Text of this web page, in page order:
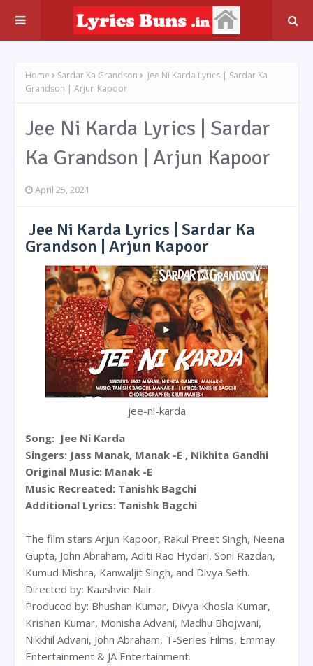
Home Sardar Ka Grandson
Jee Ni Karda Lyrics | Sardar Ka
Grandson | Arjun Kapoor
Jee Ni Karda Lyrics | Sardar
Ka Grandson | Arjun Kapoor
April 25, 2021
Jee Ni Karda Lyrics | Sardar Ka
Grandson | Arjun Kapoor
jee-ni-karda
Song: Jee Ni Karda
Singers: Jass Manak, Manak -E , Nikhita Gandhi
Original Music: Manak -E
Music Recreated: Tanishk Bagchi
Additional Lyrics: Tanishk Bagchi
The film stars Arjun Kapoor, Rakul Preet Singh, Neena
Gupta, John Abraham, Aditi Rao Hydari, Soni Razdan,
Kumud Mishra, Kanwaljit Singh, and Divya Seth.
Directed by: Kaashvie Nair
Produced by: Bhushan Kumar, Divya Khosla Kumar,
Krishan Kumar, Monisha Advani, Madhu Bhojwani,
Nikkhil Advani, John Abraham, T-Series Films, Emmay
Entertainment & JA Entertainment.